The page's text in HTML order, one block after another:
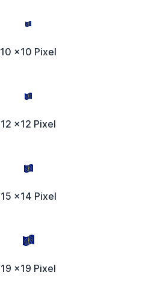
10 x10 Pixel
12 x12 Pixel
15 x14 Pixel
19 x19 Pixel